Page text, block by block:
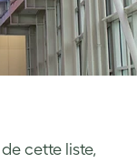
cette liste,